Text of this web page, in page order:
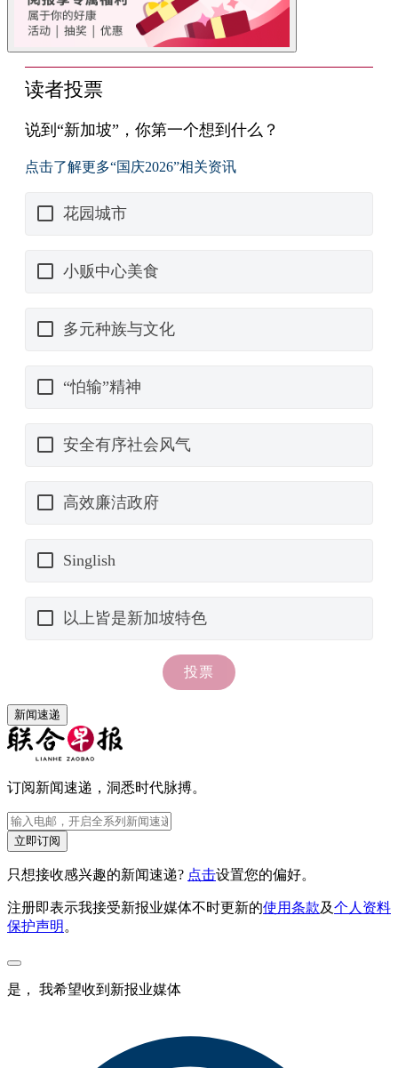
新闻速递
订阅新闻速递，洞悉时代脉搏。
立即订阅
只想接收感兴趣的新闻速递? 点击设置您的偏好。
注册即表示我接受新报业媒体不时更新的使用条款及个人资料
保护声明 。
是， 我希望收到新报业媒体